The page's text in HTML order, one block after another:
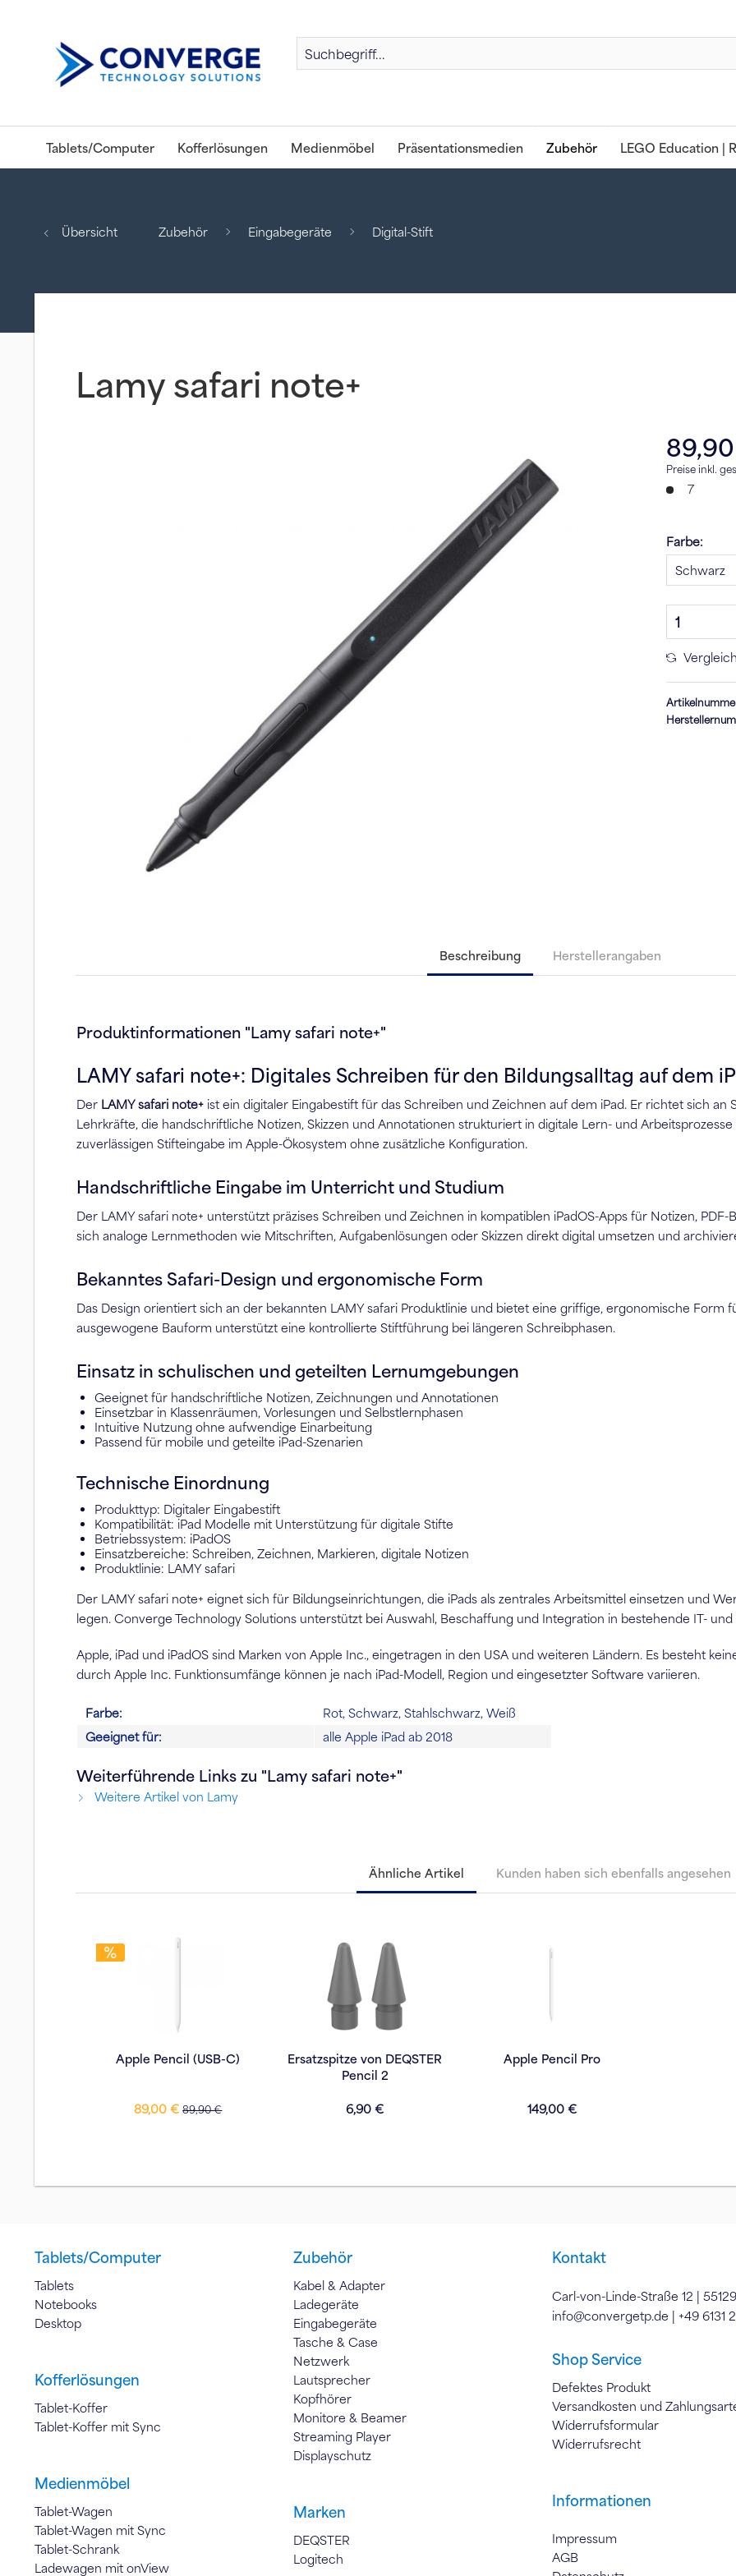
Tablets/Computer Kofferlösungen Medienmöbel Präsentationsmedien Zubehör LEGO Education |
Übersicht Zubehör Eingabegeräte Digital-Stift
Lamy safari note+
Preise inkl.
7
Farbe:
Beschreibung Herstellerangaben
Produktinformationen "Lamy safari note+"
LAMY safari note+: Digitales Schreiben für den Bildungsalltag auf dem
Der LAMY safari note+ ist ein digitaler Eingabestift für das Schreiben und Zeichnen auf dem iPad. Er richtet sich
Lehrkräfte, die handschriftliche Notizen, Skizzen und Annotationen strukturiert in digitale Lern- und
zuverlässigen Stifteingabe im Apple-Ökosystem ohne zusätzliche Konfiguration.
Handschriftliche Eingabe im Unterricht und Studium
Der LAMY safari note+ unterstützt präzises Schreiben und Zeichnen in kompatiblen iPadOS-Apps für Notizen,
sich analoge Lernmethoden wie Mitschriften, Aufgabenlösungen oder Skizzen direkt digital umsetzen und
Bekanntes Safari-Design und ergonomische Form
Das Design orientiert sich an der bekannten LAMY safari Produktlinie und bietet eine griffige, ergonomische Form
ausgewogene Bauform unterstützt eine kontrollierte Stiftführung bei längeren Schreibphasen.
Einsatz in schulischen und geteilten Lernumgebungen
Geeignet für handschriftliche Notizen, Zeichnungen und Annotationen
Einsetzbar in Klassenräumen, Vorlesungen und Selbstlernphasen
Intuitive Nutzung ohne aufwendige Einarbeitung
Passend für mobile und geteilte iPad-Szenarien
Technische Einordnung
Produkttyp: Digitaler Eingabestift
Kompatibilität: iPad Modelle mit Unterstützung für digitale Stifte
Betriebssystem: iPadOS
Einsatzbereiche: Schreiben, Zeichnen, Markieren, digitale Notizen
Produktlinie: LAMY safari
Der LAMY safari note+ eignet sich für Bildungseinrichtungen, die iPads als zentrales Arbeitsmittel einsetzen und
legen. Converge Technology Solutions unterstützt bei Auswahl, Beschaffung und Integration in bestehende IT-
Apple, iPad und iPadOS sind Marken von Apple Inc., eingetragen in den USA und weiteren Ländern. Es besteht
durch Apple Inc. Funktionsumfänge können je nach iPad-Modell, Region und eingesetzter Software variieren.
Farbe:
Rot, Schwarz, Stahlschwarz, Weiß
Geeignet für:
alle Apple iPad ab 2018
Weiterführende Links zu "Lamy safari note+"
Weitere Artikel von Lamy
Ähnliche Artikel Kunden haben sich ebenfalls angesehen
Apple Pencil (USB-C)
89,00 € 89,90 €
Ersatzspitze von DEQSTER
Pencil 2
6,90 €
Apple Pencil Pro
149,00 €
Tablets/Computer
Tablets
Notebooks
Desktop
Kofferlösungen
Tablet-Koffer
Tablet-Koffer mit Sync
Medienmöbel
Tablet-Wagen
Tablet-Wagen mit Sync
Tablet-Schrank
Ladewagen mit onView
Zubehör
Kabel & Adapter
Ladegeräte
Eingabegeräte
Tasche & Case
Netzwerk
Lautsprecher
Kopfhörer
Monitore & Beamer
Streaming Player
Displayschutz
Marken
DEQSTER
Logitech
Kontakt
Carl-von-Linde-Straße 12 |
info@convergetp.de | +49 6131
Shop Service
Defektes Produkt
Versandkosten und
Widerrufsformular
Widerrufsrecht
Informationen
Impressum
AGB